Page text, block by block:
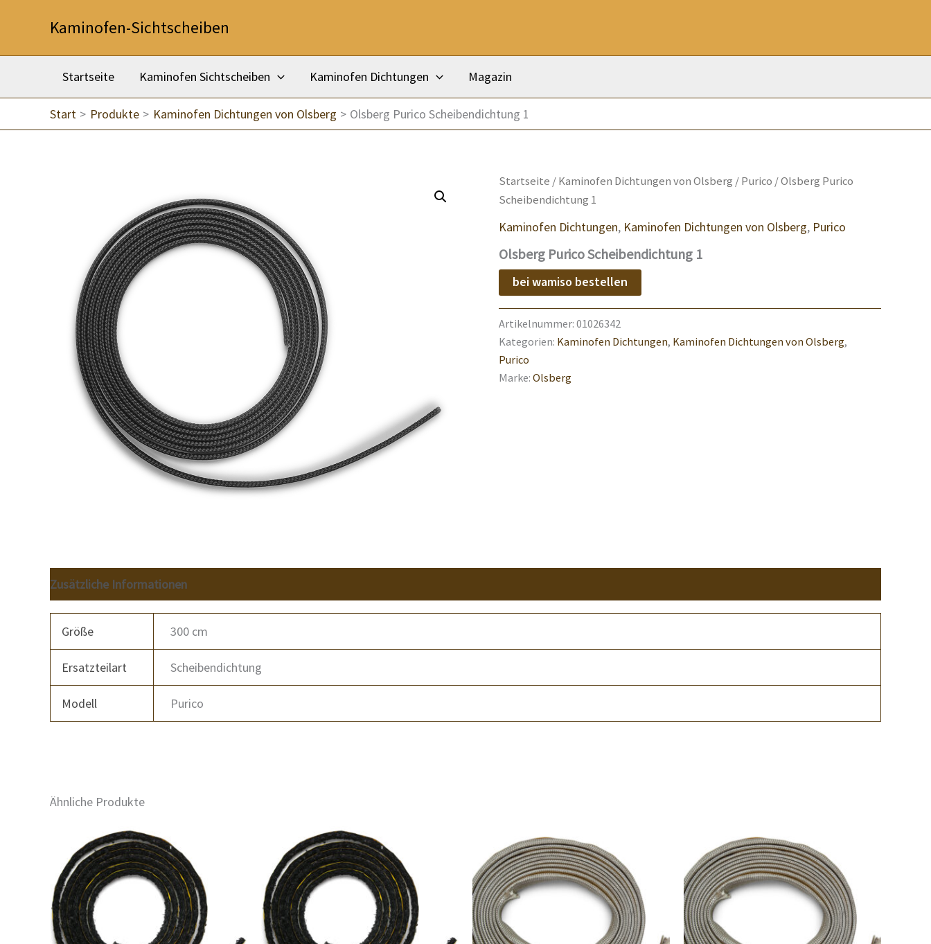
Kaminofen-Sichtscheiben
Startseite Kaminofen Sichtscheiben Kaminofen Dichtungen Magazin
Start Produkte Kaminofen Dichtungen von Olsberg Olsberg Purico Scheibendichtung 1
Startseite /Kaminofen Dichtungen von Olsberg /Purico / Olsberg Purico
Scheibendichtung 1
Kaminofen Dichtungen, Kaminofen Dichtungen von Olsberg, Purico
Olsberg Purico Scheibendichtung 1
bei wamiso bestellen
Artikelnummer: 01026342
Kategorien: Kaminofen Dichtungen, Kaminofen Dichtungen von Olsberg,
Purico
Marke: Olsberg
Zusätzliche Informationen
Größe 300 cm
Ersatzteilart Scheibendichtung
Modell Purico
Ähnliche Produkte